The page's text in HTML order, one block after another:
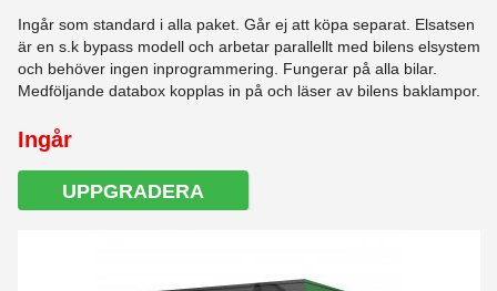
Ingår som standard i alla paket. Går ej att köpa separat. Elsatsen
är en s.k bypass modell och arbetar parallellt med bilens elsystem
och behöver ingen inprogrammering. Fungerar på alla bilar.
Medföljande databox kopplas in på och läser av bilens baklampor.
Ingår
UPPGRADERA